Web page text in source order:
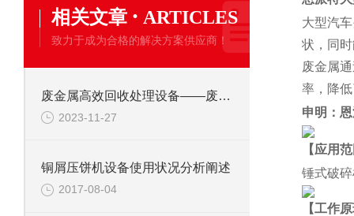
相关文章 · ARTICLES
致力于成为合格的解决方案供应商！
废金属高效回收处理设备——废钢边角料锤式撕碎机
2023-11-27
铜屑压饼机设备使用状况分析阐述
2017-08-04
大型汽
状，同
废金属
率，降
申明：
【应用
锤式破
【工作